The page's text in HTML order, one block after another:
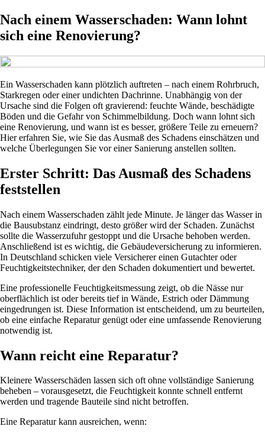
Nach einem Wasserschaden: Wann lohnt
sich eine Renovierung?
Ein Wasserschaden kann plötzlich auftreten – nach einem Rohrbruch,
Starkregen oder einer undichten Dachrinne. Unabhängig von der
Ursache sind die Folgen oft gravierend: feuchte Wände, beschädigte
Böden und die Gefahr von Schimmelbildung. Doch wann lohnt sich
eine Renovierung, und wann ist es besser, größere Teile zu erneuern?
Hier erfahren Sie, wie Sie das Ausmaß des Schadens einschätzen und
welche Überlegungen Sie vor einer Sanierung anstellen sollten.
Erster Schritt: Das Ausmaß des Schadens
feststellen
Nach einem Wasserschaden zählt jede Minute. Je länger das Wasser in
die Bausubstanz eindringt, desto größer wird der Schaden. Zunächst
sollte die Wasserzufuhr gestoppt und die Ursache behoben werden.
Anschließend ist es wichtig, die Gebäudeversicherung zu informieren.
In Deutschland schicken viele Versicherer einen Gutachter oder
Feuchtigkeitstechniker, der den Schaden dokumentiert und bewertet.
Eine professionelle Feuchtigkeitsmessung zeigt, ob die Nässe nur
oberflächlich ist oder bereits tief in Wände, Estrich oder Dämmung
eingedrungen ist. Diese Information ist entscheidend, um zu beurteilen,
ob eine einfache Reparatur genügt oder eine umfassende Renovierung
notwendig ist.
Wann reicht eine Reparatur?
Kleinere Wasserschäden lassen sich oft ohne vollständige Sanierung
beheben – vorausgesetzt, die Feuchtigkeit konnte schnell entfernt
werden und tragende Bauteile sind nicht betroffen.
Eine Reparatur kann ausreichen, wenn: